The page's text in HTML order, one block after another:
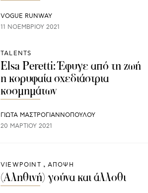
VOGUE RUNWAY
11 ΝΟΕΜΒΡΊΟΥ 2021
TALENTS
Elsa Peretti: Έφυγε από τη ζωή
η κορυφαία σχεδιάστρια
κοσμημάτων
ΓΙΩΤΑ ΜΑΣΤΡΟΓΙΑΝΝΟΠΟΥΛΟΥ
20 ΜΑΡΤΊΟΥ 2021
VIEWPOINT ΑΠΟΨΗ
(Αληθινή) γούνα και άλλοθι